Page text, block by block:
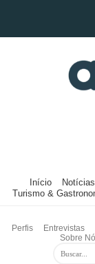
Início Notícias
Turismo &
Perfis Entrevistas
Sobre